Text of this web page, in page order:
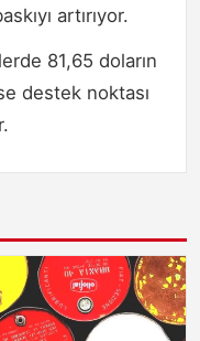
artırıyor.
81,65 doların
destek noktası